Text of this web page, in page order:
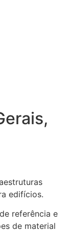
,
edifícios.
referência e
de material